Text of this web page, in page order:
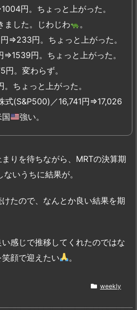
円。ちょっと上がった。
ました。じわじわ
。
⇒233円。ちょっと上がった。
⇒1539円。ちょっと上がった。
。変わらず。
ちょっと上がった。
式(S&P500)／16,741円⇒17,026
強い。
りを待ちながら、MRTの決算期
いうちに結果が。
たので、なんとか良い結果を期
感じで推移してくれたのではな
顔で迎えたい
。
weekly